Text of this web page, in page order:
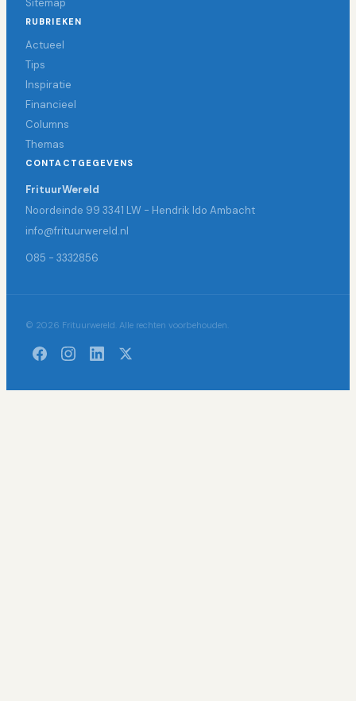
Sitemap
RUBRIEKEN
Actueel
Tips
Inspiratie
Financieel
Columns
Themas
CONTACTGEGEVENS
FrituurWereld
Noordeinde 99 3341 LW - Hendrik Ido Ambacht
info@frituurwereld.nl
085 - 3332856
© 2026 Frituurwereld. Alle rechten voorbehouden.